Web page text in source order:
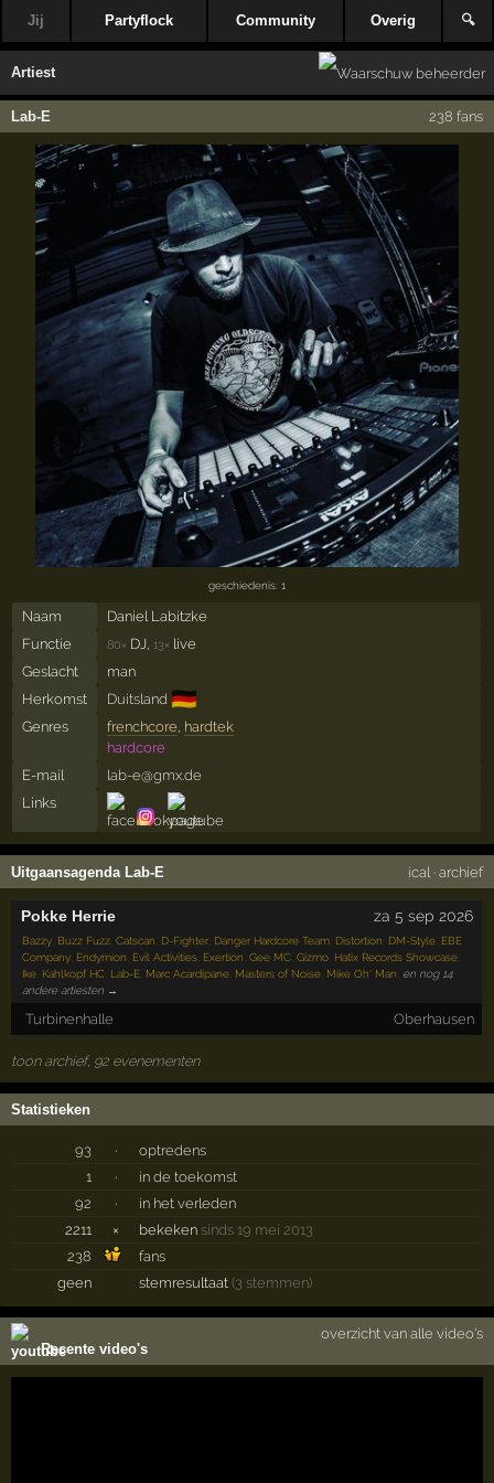
Jij Partyflock Community Overig 🔍
Artiest
Lab-E 238 fans
geschiedenis: 1
Naam
Daniel Labitzke
Functie
80× DJ, 13× live
Geslacht
man
Herkomst
Duitsland 🇩🇪
Genres frenchcore hardtek
hardcore
E-mail
lab-e@gmx.de
Links
Uitgaansagenda Lab-E ical · archief
Pokke Herrie za 5 sep 2026
Bazzy Buzz Fuzz ,Catscan D-Fighter Danger Hardcore Team Distortion DM-Style EBE
Company Endymion Evil Activities Exertion ,Gee MC ,Gizmo Hatix Records Showcase
Ike Kahlkopf HC Lab-E Marc Acardipane Masters of Noise Mike Oh' Man en nog 14
andere artiesten →
Turbinenhalle Oberhausen
toon archief, 92 evenementen
Statistieken
93 ·
optredens
1
·
in de toekomst
92
·
in het verleden
2211
× bekeken sinds 19 mei 2013
238
fans
geen
stemresultaat(3 stemmen)
Recente video's
overzicht van alle video's